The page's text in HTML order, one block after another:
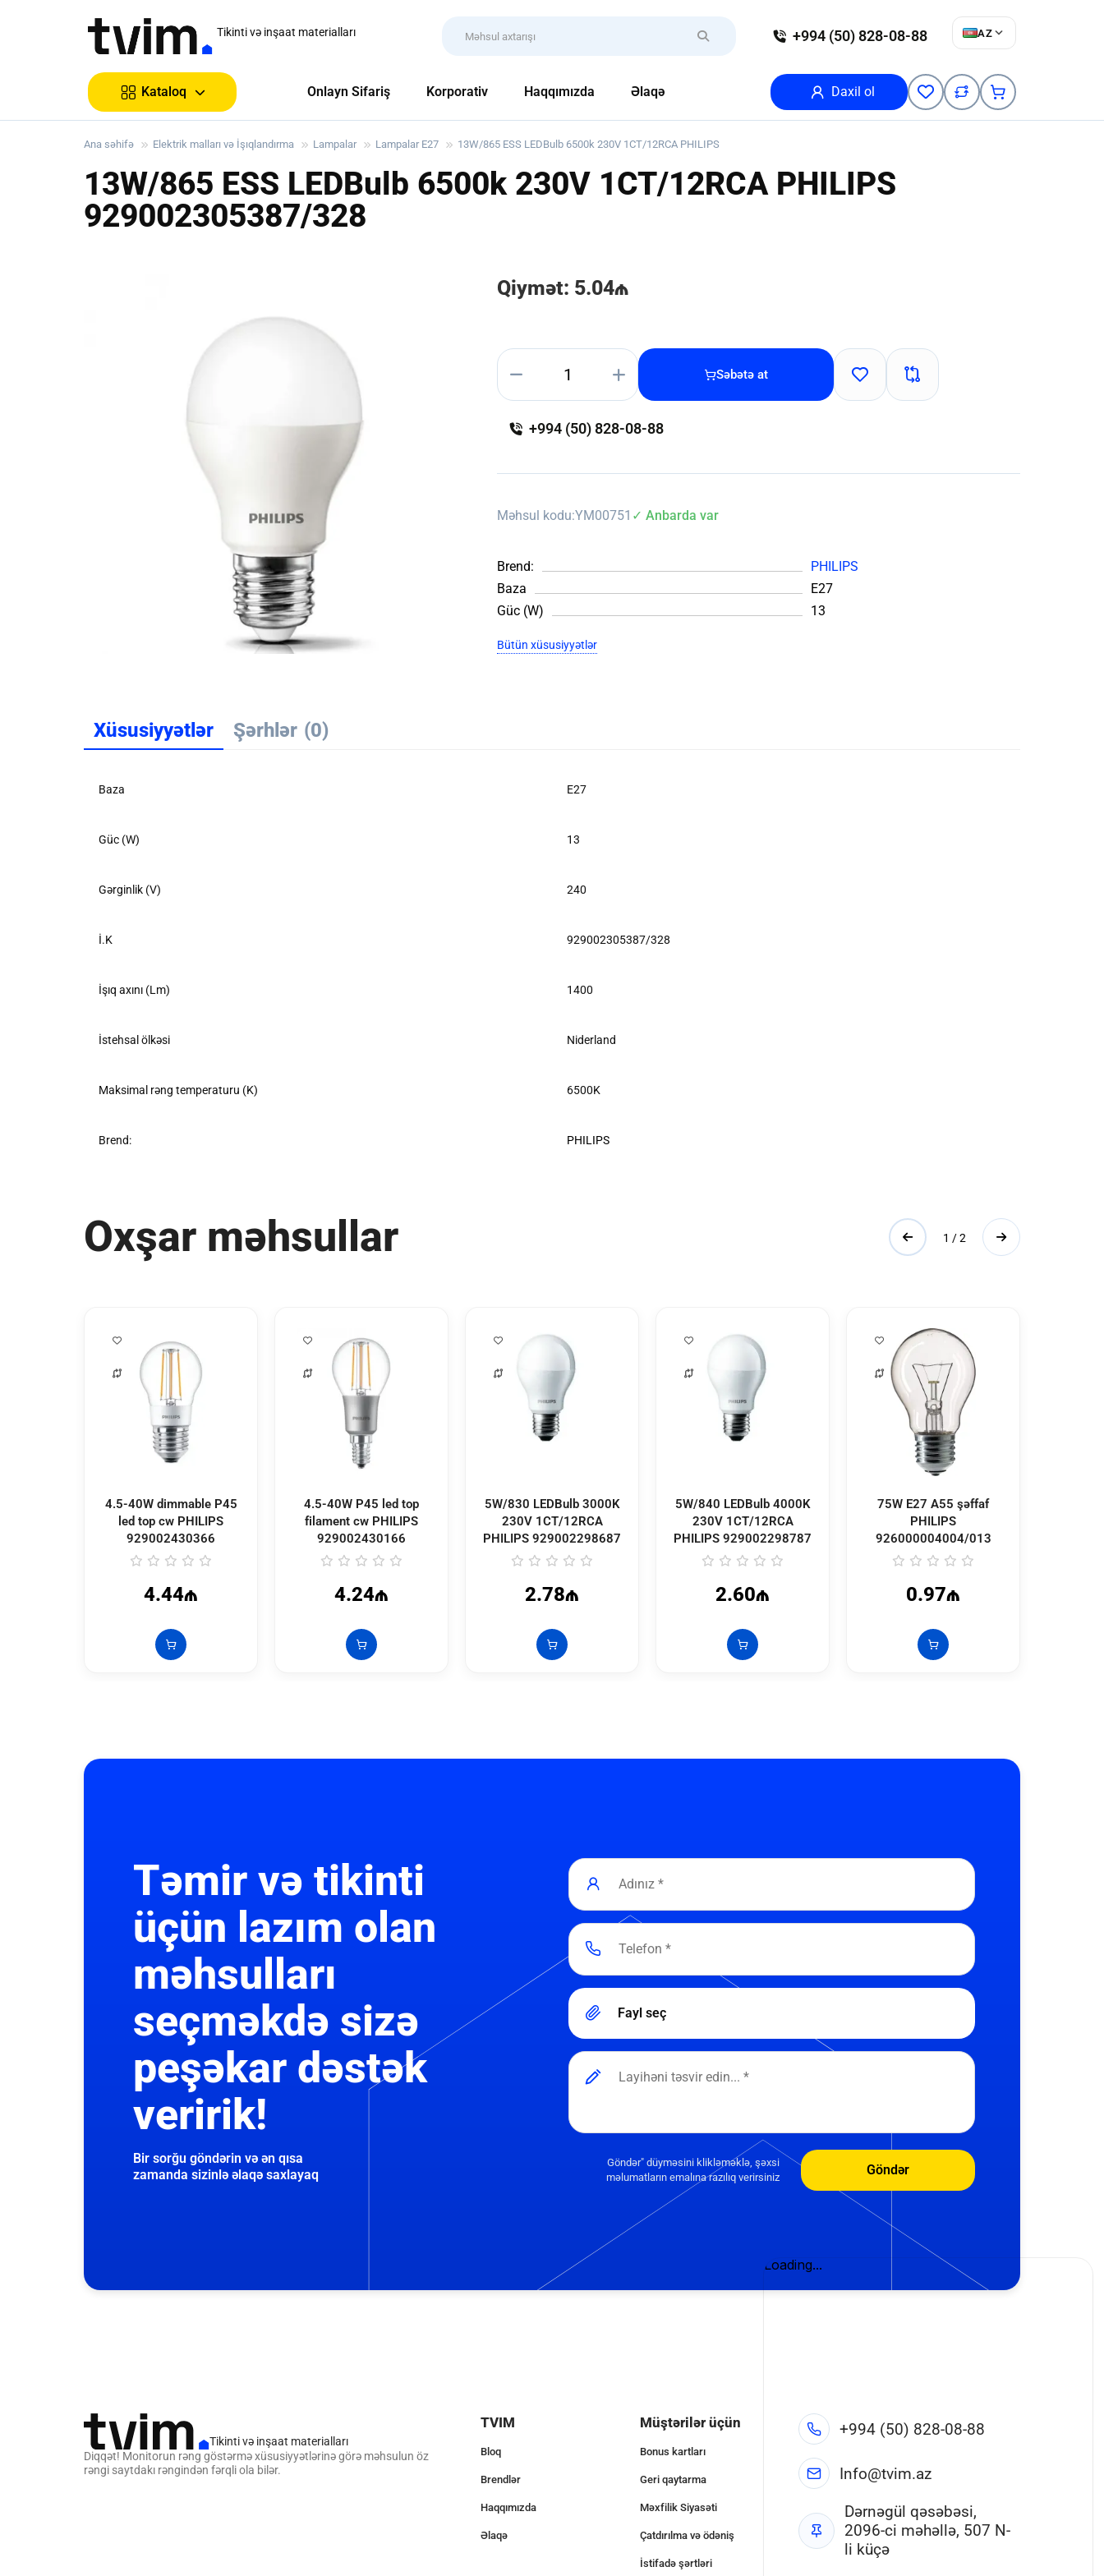
Tikinti və inşaat materialları +994 (50) 828-08-88 AZ
Kataloq Onlayn Sifariş Korporativ Haqqımızda Əlaqə Daxil ol
Ana səhifə Elektrik malları və İşıqlandırma Lampalar Lampalar E27 13W/865 ESS LEDBulb 6500k 230V 1CT/12RCA PHILIPS
13W/865 ESS LEDBulb 6500k 230V 1CT/12RCA PHILIPS
929002305387/328
Qiymət: 5.04₼
Səbətə at
+994 (50) 828-08-88
Məhsul kodu:YM00751 ✓ Anbarda var
Brend:
PHILIPS
Baza
E27
Güc (W)
13
Bütün xüsusiyyətlər
Xüsusiyyətlər Şərhlər (0)
Baza E27
Güc (W) 13
Gərginlik (V) 240
İ.K 929002305387/328
İşıq axını (Lm) 1400
İstehsal ölkəsi Niderland
Maksimal rəng temperaturu (K) 6500K
Brend: PHILIPS
Oxşar məhsullar
4.5-40W dimmable P45
led top cw PHILIPS
929002430366
4.44₼
4.5-40W P45 led top
filament cw PHILIPS
929002430166
4.24₼
5W/830 LEDBulb 3000K
230V 1CT/12RCA
PHILIPS 929002298687
2.78₼
5W/840 LEDBulb 4000K
230V 1CT/12RCA
PHILIPS 929002298787
2.60₼
75W E27 A55 şəffaf
PHILIPS
926000004004/013
0.97₼
1 / 2
Təmir və tikinti
üçün lazım olan
məhsulları
seçməkdə sizə
peşəkar dəstək
veririk!
Bir sorğu göndərin və ən qısa
zamanda sizinlə əlaqə saxlayaq
Fayl seç
Göndər" düyməsini klikləməklə, şəxsi
məlumatların emalına razılıq verirsiniz
Göndər
Tikinti və inşaat materialları
Diqqət! Monitorun rəng göstərmə xüsusiyyətlərinə görə məhsulun öz
rəngi saytdakı rəngindən fərqli ola bilər.
TVIM
Bloq
Brendlər
Haqqımızda
Əlaqə
Müştərilər üçün
Bonus kartları
Geri qaytarma
Məxfilik Siyasəti
Çatdırılma və ödəniş
İstifadə şərtləri
+994 (50) 828-08-88
Info@tvim.az
Dərnəgül qəsəbəsi,
2096-ci məhəllə, 507 N-
li küçə